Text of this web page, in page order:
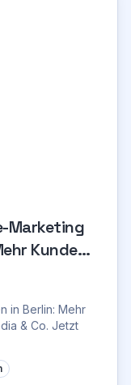
Marketing
Kunden
in Berlin: Mehr
& Co. Jetzt